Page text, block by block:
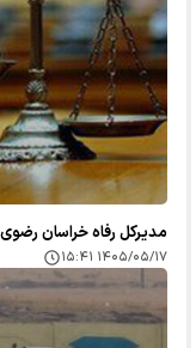
مدیرکل رفاه خراسان
۱۴۰۵/۰۵/۱۷ ۱۵:۴۱